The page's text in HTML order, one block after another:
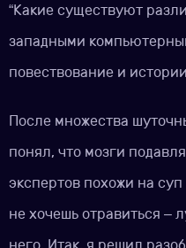
“Какие существуют
западными
повествование и
После множества
понял, что мозги
экспертов похожи на
не хочешь отравиться –
него. Итак, я решил